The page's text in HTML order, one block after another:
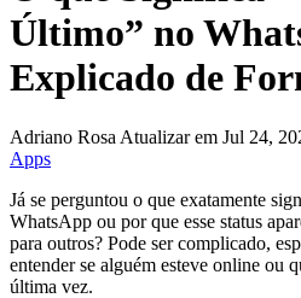
Último” no
Explicado de
Adriano Rosa Atualizar em Jul 24,
Apps
Já se perguntou o que exatamente
WhatsApp ou por que esse status
para outros? Pode ser complicado,
entender se alguém esteve online ou
última vez.